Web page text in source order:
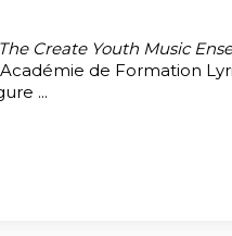
The Create Youth Music
de Formation
...